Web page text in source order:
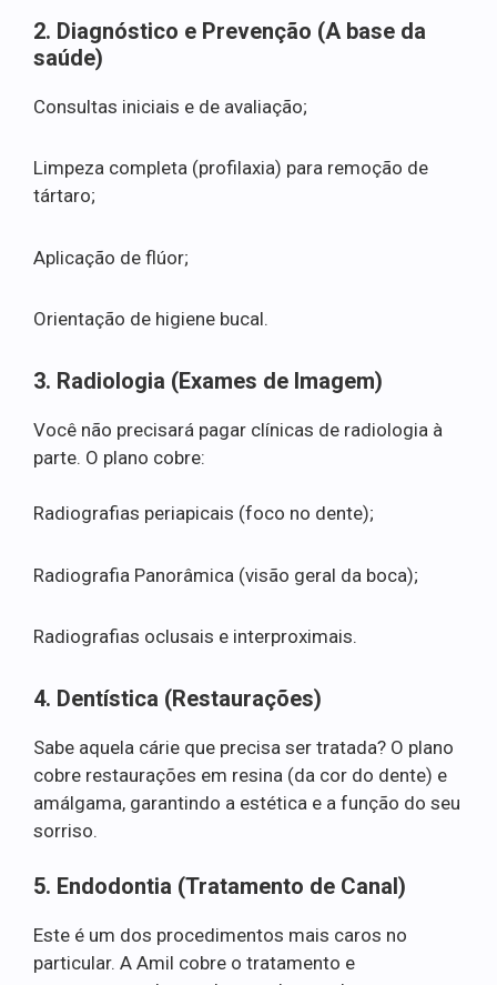
2. Diagnóstico e Prevenção (A base da
saúde)
Consultas iniciais e de avaliação;
Limpeza completa (profilaxia) para remoção de
tártaro;
Aplicação de flúor;
Orientação de higiene bucal.
3. Radiologia (Exames de Imagem)
Você não precisará pagar clínicas de radiologia à
parte. O plano cobre:
Radiografias periapicais (foco no dente);
Radiografia Panorâmica (visão geral da boca);
Radiografias oclusais e interproximais.
4. Dentística (Restaurações)
Sabe aquela cárie que precisa ser tratada? O plano
cobre restaurações em resina (da cor do dente) e
amálgama, garantindo a estética e a função do seu
sorriso.
5. Endodontia (Tratamento de Canal)
Este é um dos procedimentos mais caros no
particular. A Amil cobre o tratamento e